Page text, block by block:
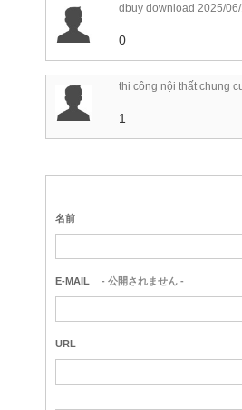
dbuy download 2025/
0
thi công nội thất chung
1
名前
E-MAIL - 公開されません -
URL